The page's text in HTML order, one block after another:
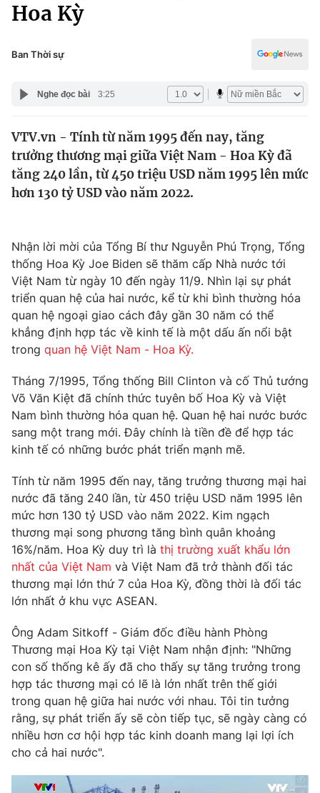
Xã hội
Pháp luật
Y tế
Thế giới
Tin tức
Thế giới đó đây
Kinh tế
Thị trường
Góc doanh nghiệp
Truyền hình
Phim VTV
Hậu trường
Nhân vật
Khán giả
Giải sao mai
Giải trí
Điện ảnh
Sao
Đời sống
Du lịch
Làm đẹp
Chất lượng cuộc sống
Giáo dục
Tuyển sinh
Học trực tuyến
Công nghệ
Sản phẩm
Thị trường
Tư vấn
Giao lưu trực tuyến
Lịch phát sóng
Chuyên mục khác
Emagazine Podcast
Photo Infographic
Video Shorts video
VTV Money VTV Thể thao
VTV Sức khoẻ
Văn hóa - Giải trí
Công nghệ
Hoa Kỳ
Ban Thời sự
Nghe đọc bài 3:25
VTV.vn - Tính từ năm 1995 đến nay, tăng
trưởng thương mại giữa Việt Nam - Hoa Kỳ đã
tăng 240 lần, từ 450 triệu USD năm 1995 lên mức
hơn 130 tỷ USD vào năm 2022.
Nhận lời mời của Tổng Bí thư Nguyễn Phú Trọng, Tổng
thống Hoa Kỳ Joe Biden sẽ thăm cấp Nhà nước tới
Việt Nam từ ngày 10 đến ngày 11/9. Nhìn lại sự phát
triển quan hệ của hai nước, kể từ khi bình thường hóa
quan hệ ngoại giao cách đây gần 30 năm có thể
khẳng định hợp tác về kinh tế là một dấu ấn nổi bật
trong quan hệ Việt Nam - Hoa Kỳ.
Tháng 7/1995, Tổng thống Bill Clinton và cố Thủ tướng
Võ Văn Kiệt đã chính thức tuyên bố Hoa Kỳ và Việt
Nam bình thường hóa quan hệ. Quan hệ hai nước bước
sang một trang mới. Đây chính là tiền đề để hợp tác
kinh tế có những bước phát triển mạnh mẽ.
Tính từ năm 1995 đến nay, tăng trưởng thương mại hai
nước đã tăng 240 lần, từ 450 triệu USD năm 1995 lên
mức hơn 130 tỷ USD vào năm 2022. Kim ngạch
thương mại song phương tăng bình quân khoảng
16%/năm. Hoa Kỳ duy trì là thị trường xuất khẩu lớn
nhất của Việt Nam và Việt Nam đã trở thành đối tác
thương mại lớn thứ 7 của Hoa Kỳ, đồng thời là đối tác
lớn nhất ở khu vực ASEAN.
Ông Adam Sitkoff - Giám đốc điều hành Phòng
Thương mại Hoa Kỳ tại Việt Nam nhận định: "Những
con số thống kê ấy đã cho thấy sự tăng trưởng trong
hợp tác thương mại có lẽ là lớn nhất trên thế giới
trong quan hệ giữa hai nước với nhau. Tôi tin tưởng
rằng, sự phát triển ấy sẽ còn tiếp tục, sẽ ngày càng có
nhiều hơn cơ hội hợp tác kinh doanh mang lại lợi ích
cho cả hai nước".